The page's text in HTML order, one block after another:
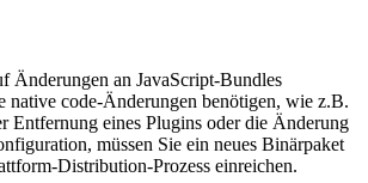
Änderungen an JavaScript-Bundles
native code-Änderungen benötigen, wie z.B.
Entfernung eines Plugins oder die Änderung
müssen Sie ein neues Binärpaket
Distribution-Prozess einreichen.